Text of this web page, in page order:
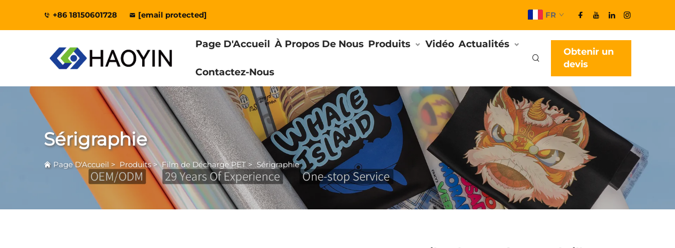
+86 18150601728 [email protected] FR
Page D'Accueil À Propos De Nous Produits Vidéo Actualités
Contactez-Nous
Obtenir un
devis
Sérigraphie
Page D'Accueil > Produits>Film de Décharge PET>Sérigraphie